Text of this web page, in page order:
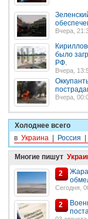
Вчера,
было
РФ.
Вчера,
Вчера,
Холоднее всего
в Украина | Россия |
Многие пишут
2
Жара
Сегодня,
2